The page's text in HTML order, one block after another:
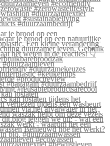
je brood op een
loslaten